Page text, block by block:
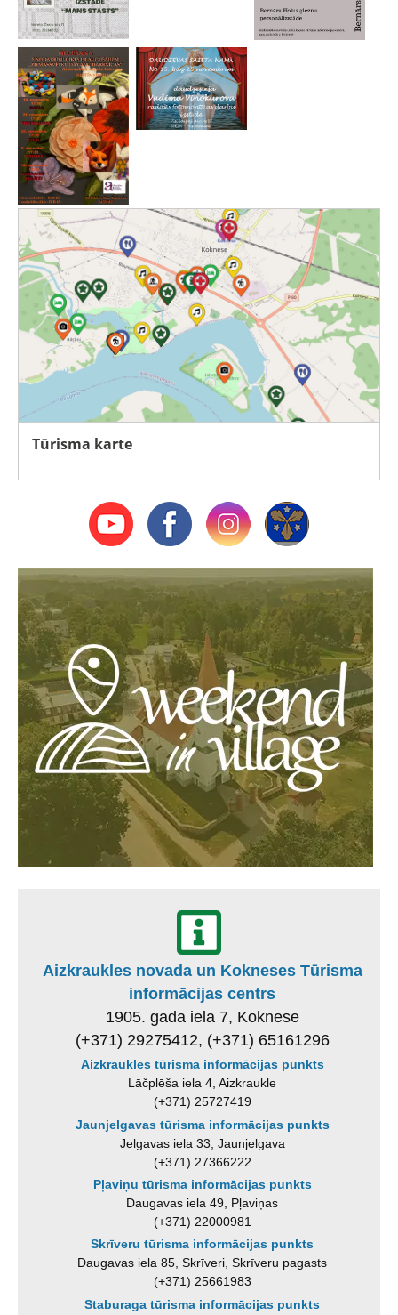
Tūrisma karte
Aizkraukles novada un Kokneses Tūrisma
informācijas centrs
1905. gada iela 7, Koknese
(+371) 29275412, (+371) 65161296
Aizkraukles tūrisma informācijas punkts
Lāčplēša iela 4, Aizkraukle
(+371) 25727419
Jaunjelgavas tūrisma informācijas punkts
Jelgavas iela 33, Jaunjelgava
(+371) 27366222
Pļaviņu tūrisma informācijas punkts
Daugavas iela 49, Pļaviņas
(+371) 22000981
Skrīveru tūrisma informācijas punkts
Daugavas iela 85, Skrīveri, Skrīveru pagasts
(+371) 25661983
Staburaga tūrisma informācijas punkts